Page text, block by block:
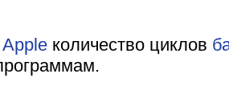
Apple количество циклов